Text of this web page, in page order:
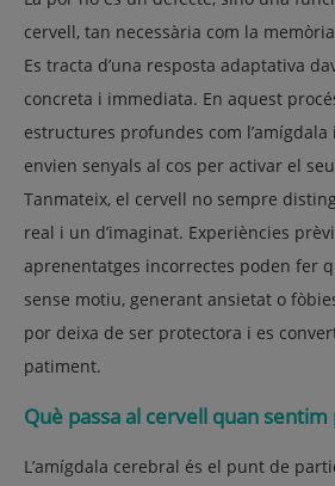
cervell, tan necessària com la memòria
Es tracta d’una resposta adaptativa
concreta i immediata. En aquest
estructures profundes com l’amígdala
envien senyals al cos per activar el
Tanmateix, el cervell no sempre
real i un d’imaginat. Experiències
aprenentatges incorrectes poden fer
sense motiu, generant ansietat o
por deixa de ser protectora i es
patiment.
Què passa al cervell quan sentim
L’amígdala cerebral és el punt de